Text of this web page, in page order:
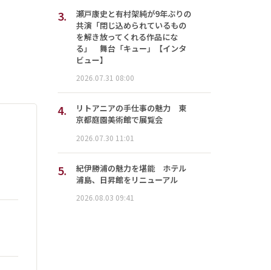
3.
瀬戸康史と有村架純が9年ぶりの
共演「閉じ込められているもの
を解き放ってくれる作品にな
る」 舞台「キュー」【インタ
ビュー】
2026.07.31 08:00
4.
リトアニアの手仕事の魅力 東
京都庭園美術館で展覧会
2026.07.30 11:01
5.
紀伊勝浦の魅力を堪能 ホテル
浦島、日昇館をリニューアル
2026.08.03 09:41